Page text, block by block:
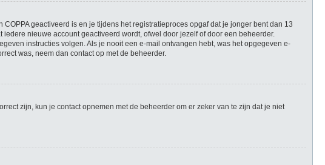
geactiveerd is en je tijdens het registratieproces opgaf dat je jonger bent dan 13
nieuwe account geactiveerd wordt, ofwel door jezelf of door een beheerder.
instructies volgen. Als je nooit een e-mail ontvangen hebt, was het opgegeven e-
was, neem dan contact op met de beheerder.
zijn, kun je contact opnemen met de beheerder om er zeker van te zijn dat je niet